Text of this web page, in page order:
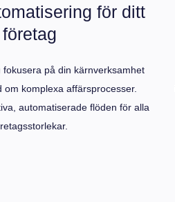
för ditt
företag
fokusera på din kärnverksamhet
om komplexa affärsprocesser.
automatiserade flöden för alla